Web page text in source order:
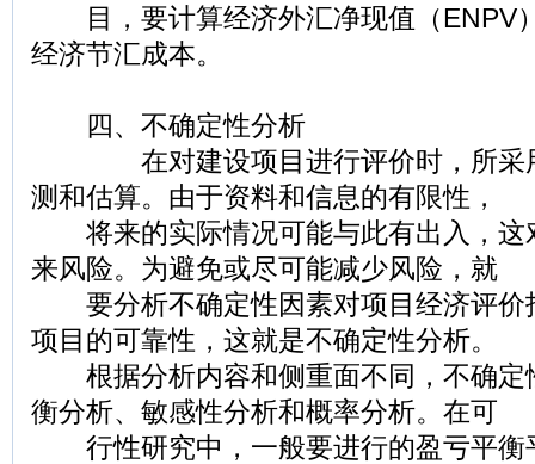
目，要计算经济外汇净现值（ENPV
经济节汇成本。
四、不确定性分析
在对建设项目进行评价时，所采用
测和估算。由于资料和信息的有限性，
将来的实际情况可能与此有出入，这
来风险。为避免或尽可能减少风险，就
要分析不确定性因素对项目经济评价
项目的可靠性，这就是不确定性分析。
根据分析内容和侧重面不同，不确定
衡分析、敏感性分析和概率分析。在可
行性研究中，一般要进行的盈亏平衡